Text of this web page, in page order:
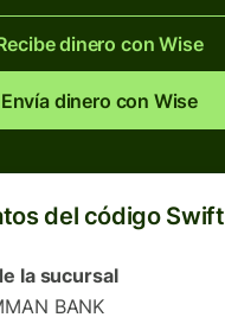
dinero con Wise
Envía dinero con Wise
del código Swift
la sucursal
BANK